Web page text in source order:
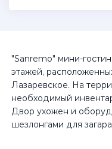
"Sanremo" мини-
этажей,
Лазаревское. На
необходимый
Двор ухожен и
шезлонгами для